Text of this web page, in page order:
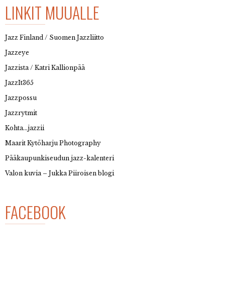
LINKIT MUUALLE
Jazz Finland / Suomen Jazzliitto
Jazzeye
Jazzista / Katri Kallionpää
JazzIt365
Jazzpossu
Jazzrytmit
Kohta…jazzii
Maarit Kytöharju Photography
Pääkaupunkiseudun jazz-kalenteri
Valon kuvia – Jukka Piiroisen blogi
FACEBOOK